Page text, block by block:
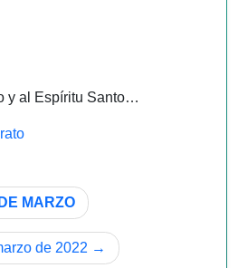
y al Espíritu Santo…
MARZO
de 2022